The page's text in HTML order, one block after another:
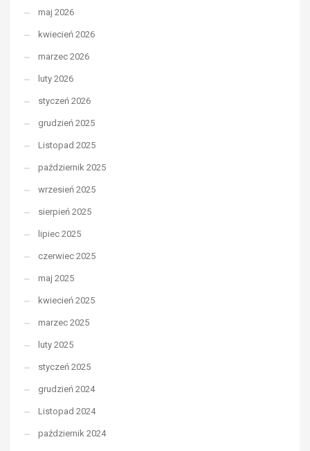
maj 2026
kwiecień 2026
marzec 2026
luty 2026
styczeń 2026
grudzień 2025
Listopad 2025
październik 2025
wrzesień 2025
sierpień 2025
lipiec 2025
czerwiec 2025
maj 2025
kwiecień 2025
marzec 2025
luty 2025
styczeń 2025
grudzień 2024
Listopad 2024
październik 2024